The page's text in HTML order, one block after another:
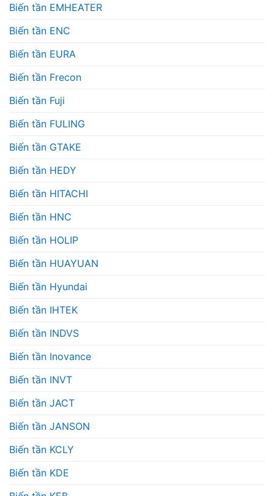
Biến tần EMHEATER
Biến tần ENC
Biến tần EURA
Biến tần Frecon
Biến tần Fuji
Biến tần FULING
Biến tần GTAKE
Biến tần HEDY
Biến tần HITACHI
Biến tần HNC
Biến tần HOLIP
Biến tần HUAYUAN
Biến tần Hyundai
Biến tần IHTEK
Biến tần INDVS
Biến tần Inovance
Biến tần INVT
Biến tần JACT
Biến tần JANSON
Biến tần KCLY
Biến tần KDE